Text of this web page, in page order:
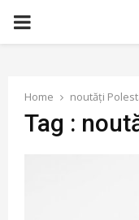
PRIMARY
Home noutăți
Tag :